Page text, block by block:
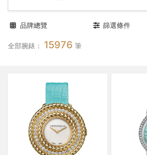
全部腕錶： 15976 筆
品牌總覽 篩選條件